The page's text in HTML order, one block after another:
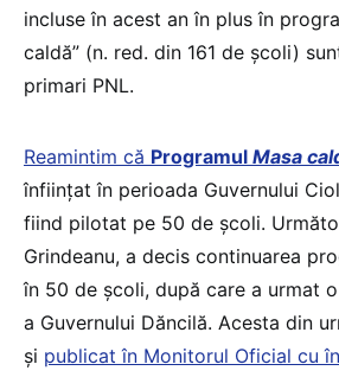
incluse în acest an în plus în
caldă” (n. red. din 161 de școli)
primari PNL.
Reamintim că Programul Masa
înfiinţat în perioada Guvernului
fiind pilotat pe 50 de şcoli.
Grindeanu, a decis continuarea
în 50 de şcoli, după care a urmat
a Guvernului Dăncilă. Acesta din
şi publicat în Monitorul Oficial cu